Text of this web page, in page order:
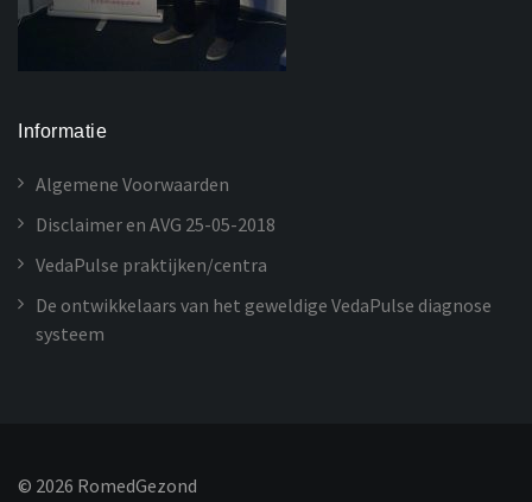
Informatie
Algemene Voorwaarden
Disclaimer en AVG 25-05-2018
VedaPulse praktijken/centra
De ontwikkelaars van het geweldige VedaPulse diagnose
systeem
© 2026 RomedGezond